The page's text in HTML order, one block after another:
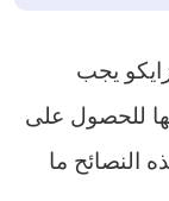
يجب
للحصول على
النصائح ما